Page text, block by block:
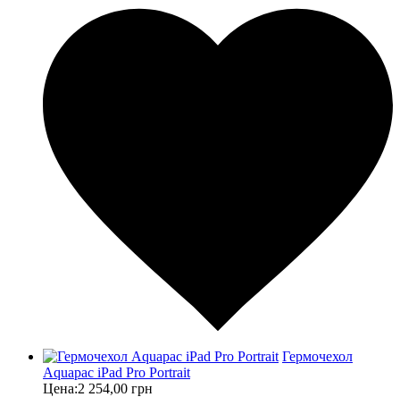
Гермочехол
Aquapac iPad Pro Portrait
Цена:2 254,00 грн